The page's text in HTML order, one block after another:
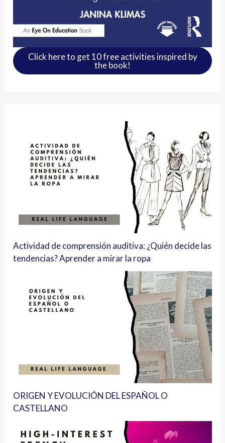
Click here to get 10 free activities inspired by
the book!
Actividad de comprensión auditiva: ¿Quién decide las
tendencias? Aprender a mirar la ropa
ORIGEN Y EVOLUCIÓN DEL ESPAÑOL O
CASTELLANO